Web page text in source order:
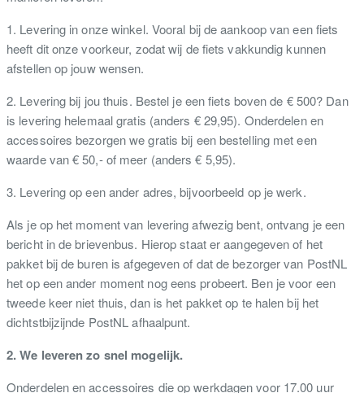
1. Levering in onze winkel. Vooral bij de aankoop van een fiets
heeft dit onze voorkeur, zodat wij de fiets vakkundig kunnen
afstellen op jouw wensen.
2. Levering bij jou thuis. Bestel je een fiets boven de € 500? Dan
is levering helemaal gratis (anders € 29,95). Onderdelen en
accessoires bezorgen we gratis bij een bestelling met een
waarde van € 50,- of meer (anders € 5,95).
3. Levering op een ander adres, bijvoorbeeld op je werk.
Als je op het moment van levering afwezig bent, ontvang je een
bericht in de brievenbus. Hierop staat er aangegeven of het
pakket bij de buren is afgegeven of dat de bezorger van PostNL
het op een ander moment nog eens probeert. Ben je voor een
tweede keer niet thuis, dan is het pakket op te halen bij het
dichtstbijzijnde PostNL afhaalpunt.
2. We leveren zo snel mogelijk.
Onderdelen en accessoires die op werkdagen voor 17.00 uur